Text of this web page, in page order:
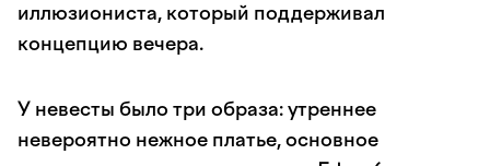
иллюзиониста, который поддерживал
концепцию вечера.
У невесты было три образа: утреннее
невероятно нежное платье, основное